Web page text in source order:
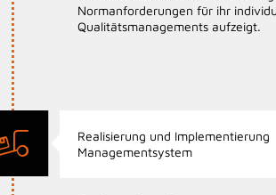
Normanforderungen für ihr
Qualitätsmanagements aufzeigt.
Realisierung und Implementierung
Managementsystem